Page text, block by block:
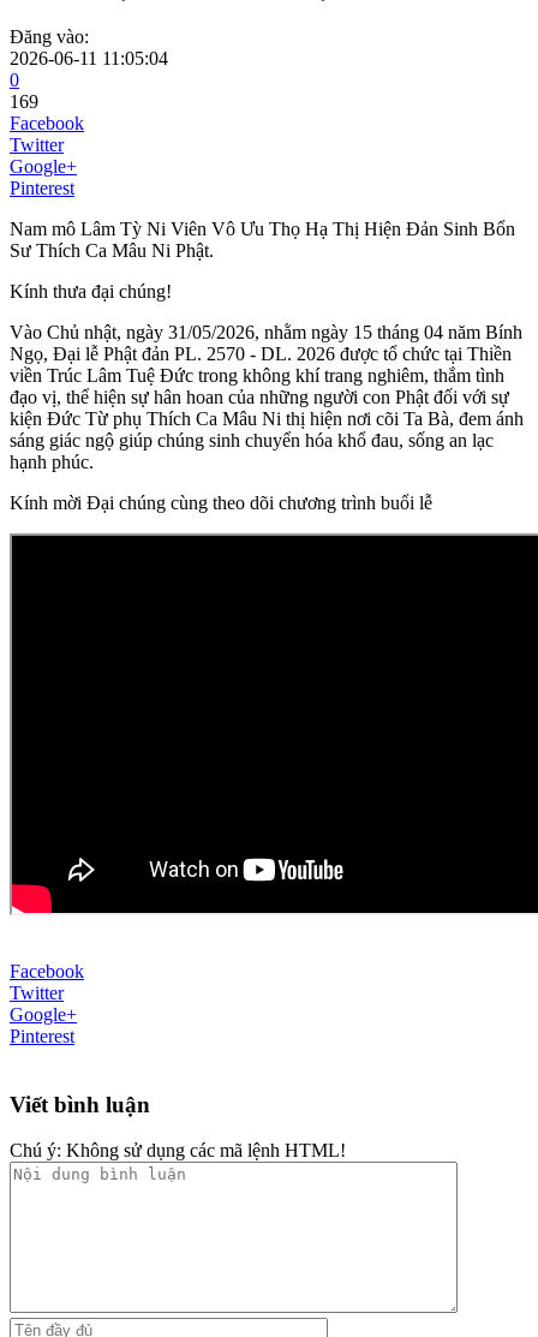
Đăng vào:
2026-06-11 11:05:04
0
169
Facebook
Twitter
Google+
Pinterest
Nam mô Lâm Tỳ Ni Viên Vô Ưu Thọ Hạ Thị Hiện Đản Sinh Bổn
Sư Thích Ca Mâu Ni Phật.
Kính thưa đại chúng!
Vào Chủ nhật, ngày 31/05/2026, nhằm ngày 15 tháng 04 năm Bính
Ngọ, Đại lễ Phật đản PL. 2570 - DL. 2026 được tổ chức tại Thiền
viền Trúc Lâm Tuệ Đức trong không khí trang nghiêm, thắm tình
đạo vị, thể hiện sự hân hoan của những người con Phật đối với sự
kiện Đức Từ phụ Thích Ca Mâu Ni thị hiện nơi cõi Ta Bà, đem ánh
sáng giác ngộ giúp chúng sinh chuyển hóa khổ đau, sống an lạc
hạnh phúc.
Kính mời Đại chúng cùng theo dõi chương trình buổi lễ
Facebook
Twitter
Google+
Pinterest
Viết bình luận
Chú ý: Không sử dụng các mã lệnh HTML!